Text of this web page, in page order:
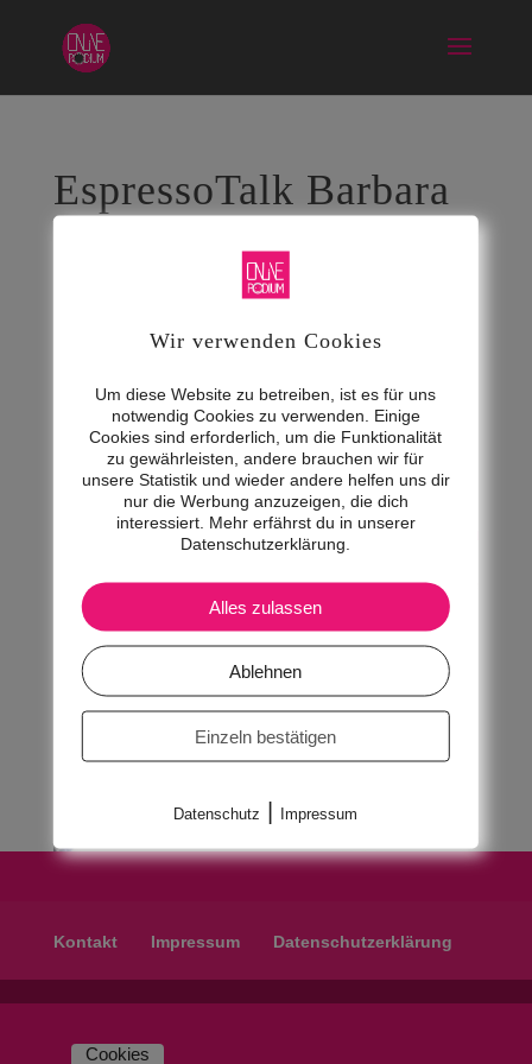
EspressoTalk Barbara
Streimelweger
Kontakt Impressum Datenschutzerklärung
Cookies
Wir verwenden Cookies
Um diese Website zu betreiben, ist es für uns
notwendig Cookies zu verwenden. Einige
Cookies sind erforderlich, um die Funktionalität
zu gewährleisten, andere brauchen wir für
unsere Statistik und wieder andere helfen uns dir
nur die Werbung anzuzeigen, die dich
interessiert. Mehr erfährst du in unserer
Datenschutzerklärung.
Alles zulassen
Ablehnen
Einzeln bestätigen
Datenschutz | Impressum